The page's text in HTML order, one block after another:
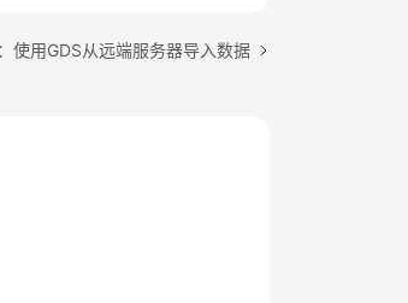
使用GDS从远端服务器导入数据